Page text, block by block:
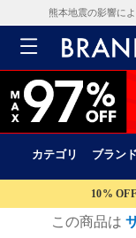
熊本地震の影響に
カテゴリ ブランド
10% OFF
この商品は